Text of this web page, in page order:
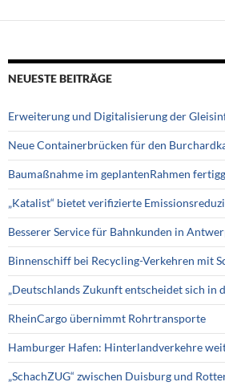
NEUESTE BEITRÄGE
Erweiterung und Digitalisierung der
Neue Containerbrücken für den
Baumaßnahme im geplantenRahmen
„Katalist“ bietet verifizierte
Besserer Service für Bahnkunden in
Binnenschiff bei Recycling-Verkehren mit
„Deutschlands Zukunft entscheidet sich in
RheinCargo übernimmt Rohrtransporte
Hamburger Hafen: Hinterlandverkehre
„SchachZUG“ zwischen Duisburg und